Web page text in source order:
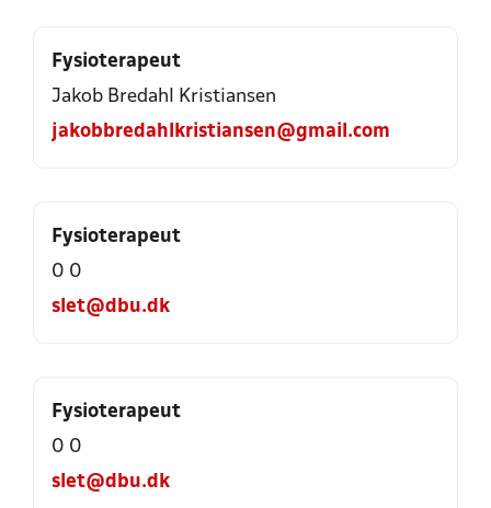
Fysioterapeut
Jakob Bredahl Kristiansen
jakobbredahlkristiansen@gmail.com
Fysioterapeut
0 0
slet@dbu.dk
Fysioterapeut
0 0
slet@dbu.dk